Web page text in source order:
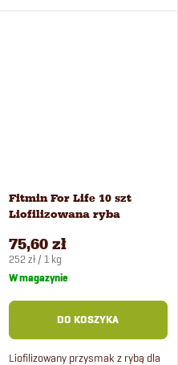
100% mięsa, nie zawierają zbóż
Fitmin For Life 10 szt
Liofilizowana ryba
kotów
75,60 zł
Cena
jednostkowa:
252 zł / 1 kg
W magazynie
DO KOSZYKA
Liofilizowany przysmak z rybą dla